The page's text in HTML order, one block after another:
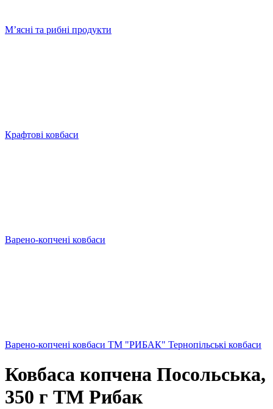
Мʼясні та рибні продукти
Крафтові ковбаси
Варено-копчені ковбаси
Варено-копчені ковбаси ТМ "РИБАК" Тернопільські ковбаси
Ковбаса копчена Посольська,
350 г ТМ Рибак